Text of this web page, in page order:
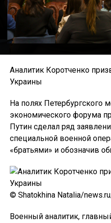
Аналитик Коротченко
Украины
На полях Петербургского
экономического форума
Путин сделал ряд
специальной военной
«братьями» и обозначив
© Shatokhina Natalia/
Военный аналитик,